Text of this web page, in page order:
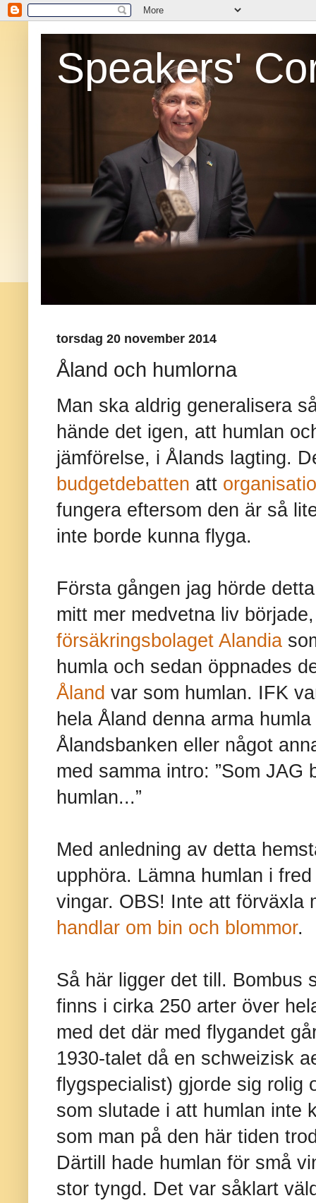
Speakers'
torsdag 20 november 2014
Åland och humlorna
Man ska aldrig generalisera
hände det igen, att humlan
jämförelse, i Ålands lagting.
budgetdebatten att
fungera eftersom den är så
inte borde kunna flyga.
Första gången jag hörde
mitt mer medvetna liv
försäkringsbolaget Alandia
humla och sedan öppnades
Åland var som humlan. IFK
hela Åland denna arma
Ålandsbanken eller något
med samma intro: ”Som JAG
humlan...”
Med anledning av detta
upphöra. Lämna humlan i
vingar. OBS! Inte att förväxla
handlar om bin och blommor.
Så här ligger det till. Bombus
finns i cirka 250 arter över
med det där med flygandet
1930-talet då en schweizisk
flygspecialist) gjorde sig rolig
som slutade i att humlan inte
som man på den här tiden
Därtill hade humlan för små
stor tyngd. Det var såklart